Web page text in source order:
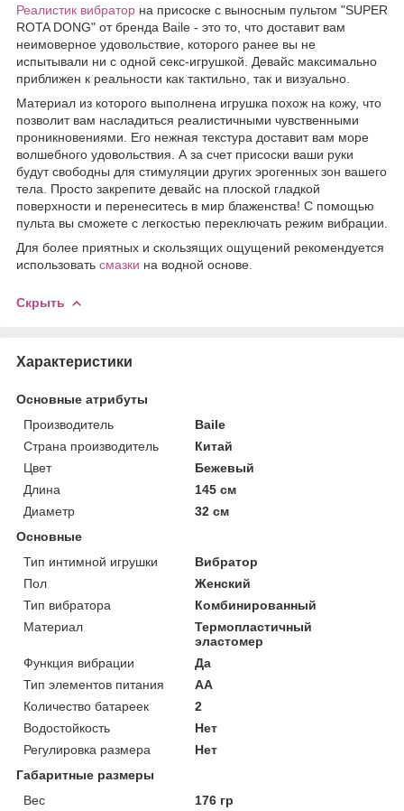
Реалистик вибратор на присоске с выносным пультом "SUPER
ROTA DONG" от бренда Baile - это то, что доставит вам
неимоверное удовольствие, которого ранее вы не
испытывали ни с одной секс-игрушкой. Девайс максимально
приближен к реальности как тактильно, так и визуально.
Материал из которого выполнена игрушка похож на кожу, что
позволит вам насладиться реалистичными чувственными
проникновениями. Его нежная текстура доставит вам море
волшебного удовольствия. А за счет присоски ваши руки
будут свободны для стимуляции других эрогенных зон вашего
тела. Просто закрепите девайс на плоской гладкой
поверхности и перенеситесь в мир блаженства! С помощью
пульта вы сможете с легкостью переключать режим вибрации.
Для более приятных и скользящих ощущений рекомендуется
использовать смазки на водной основе.
Скрыть
Характеристики
Основные атрибуты
Производитель
Baile
Страна производитель
Китай
Цвет
Бежевый
Длина
145 см
Диаметр
32 см
Основные
Тип интимной игрушки
Вибратор
Пол
Женский
Тип вибратора
Комбинированный
Материал
Термопластичный
эластомер
Функция вибрации
Да
Тип элементов питания
AA
Количество батареек
2
Водостойкость
Нет
Регулировка размера
Нет
Габаритные размеры
Вес
176 гр